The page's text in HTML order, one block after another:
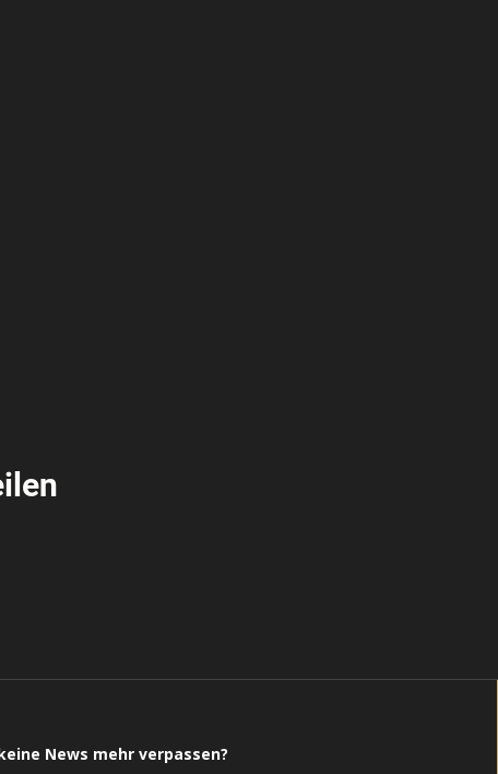
News mehr verpassen?